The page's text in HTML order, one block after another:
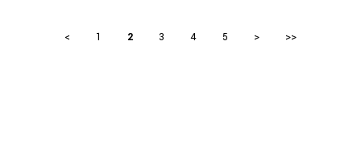
< 1 2 3 4 5 > >>